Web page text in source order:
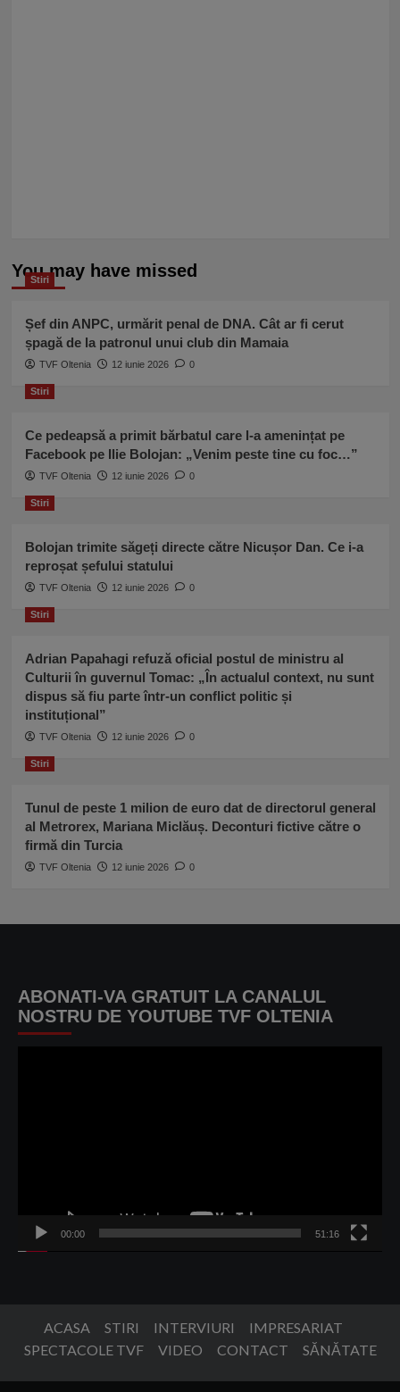
You may have missed
Stiri
Șef din ANPC, urmărit penal de DNA. Cât ar fi cerut
șpagă de la patronul unui club din Mamaia
TVF Oltenia 12 iunie 2026 0
Stiri
Ce pedeapsă a primit bărbatul care l-a amenințat pe
Facebook pe Ilie Bolojan: „Venim peste tine cu foc…”
TVF Oltenia 12 iunie 2026 0
Stiri
Bolojan trimite săgeți directe către Nicușor Dan. Ce i-a
reproșat șefului statului
TVF Oltenia 12 iunie 2026 0
Stiri
Adrian Papahagi refuză oficial postul de ministru al
Culturii în guvernul Tomac: „În actualul context, nu sunt
dispus să fiu parte într-un conflict politic și
instituțional”
TVF Oltenia 12 iunie 2026 0
Stiri
Tunul de peste 1 milion de euro dat de directorul general
al Metrorex, Mariana Miclăuș. Deconturi fictive către o
firmă din Turcia
TVF Oltenia 12 iunie 2026 0
ABONATI-VA GRATUIT LA CANALUL
NOSTRU DE YOUTUBE TVF OLTENIA
00:00 51:16
ACASA STIRI INTERVIURI
IMPRESARIAT
SPECTACOLE TVF
VIDEO CONTACT SĂNĂTATE